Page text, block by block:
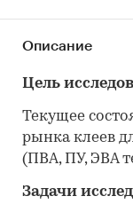
Описание
Цель
Текущее
рынка клеев
(ПВА, ПУ, ЭВА
Задачи